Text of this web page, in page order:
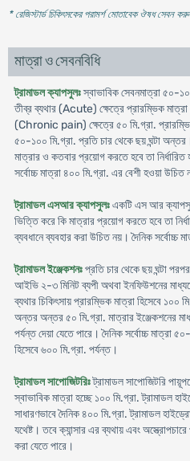
* রেজিস্টার্ড চিকিৎসকের পরামর্শ মোতাবেক ঔষধ সেবন
মাত্রা ও সেবনবিধি
ট্রামাডল ক্যাপসুলঃস্বাভাবিক সেবনমাত্রা ৫০-
তীব্র ব্যথার (Acute) ক্ষেত্রে প্রারম্ভিক
(Chronic pain) ক্ষেত্রে ৫০ মি.গ্রা. প্রারম্ভিক
৫০-১০০ মি.গ্রা. প্রতি চার থেকে ছয় ঘন্টা
মাত্রার ও কতবার প্রয়োগ করতে হবে তা নির্ধারিত
সর্বোচ্চ মাত্রা ৪০০ মি.গ্রা. এর বেশী হওয়া উচিত
ট্রামাডল এসআর ক্যাপসুলঃএকটি এস আর
ভিত্তি করে কি মাত্রার প্রয়োগ করতে হবে তা
ব্যবধানে ব্যবহার করা উচিত নয়। দৈনিক সর্বোচ্চ
ট্রামাডল ইঞ্জেকশনঃপ্রতি চার থেকে ছয় ঘন্টা
আইভি ২-৩ মিনিট ব্যপী অথবা ইনফিউশনের
ব্যথার চিকিৎসায় প্রারম্ভিক মাত্রা হিসেবে ১০০
অন্তর অন্তর ৫০ মি.গ্রা. মাত্রার ইঞ্জেকশনের
পর্যন্ত দেয়া যেতে পারে। দৈনিক সর্বোচ্চ মাত্রা
হিসেবে ৬০০ মি.গ্রা. পর্যন্ত।
ট্রামাডল সাপোজিটরিঃট্রামাডল সাপোজিটরি
স্বাভাবিক মাত্রা হচ্ছে ১০০ মি.গ্রা. ট্রামাডল
সাধারণভাবে দৈনিক ৪০০ মি.গ্রা. ট্রামাডল
যথেষ্ট। তবে ক্যান্সার এর ব্যথায় এবং
করা যেতে পারে।